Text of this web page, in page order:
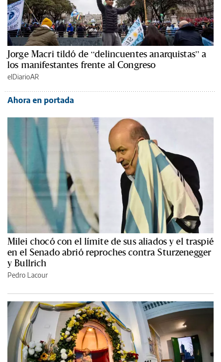
Jorge Macri tildó de “delincuentes anarquistas” a
los manifestantes frente al Congreso
elDiarioAR
Ahora en portada
Milei chocó con el límite de sus aliados y el traspié
en el Senado abrió reproches contra Sturzenegger
y Bullrich
Pedro Lacour